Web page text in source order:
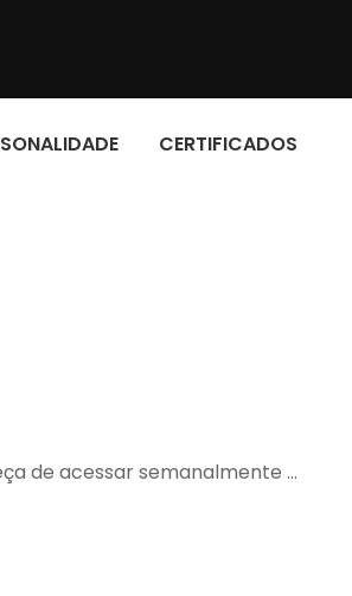
CERTIFICADOS
de acessar semanalmente …